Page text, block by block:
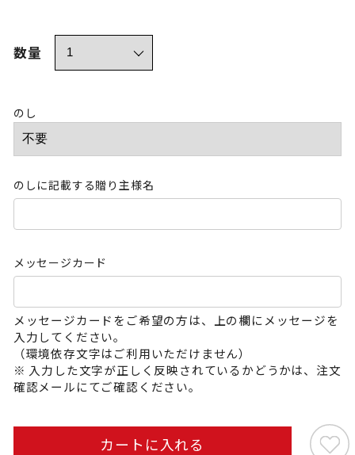
数量
のし
のしに記載する贈り主様名
メッセージカード
メッセージカードをご希望の方は、上の欄にメッセージを
入力してください。
（環境依存文字はご利用いただけません）
※ 入力した文字が正しく反映されているかどうかは、注文
確認メールにてご確認ください。
カートに入れる